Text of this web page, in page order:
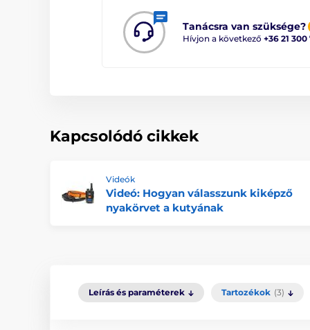
Tanácsra van szüksége?
Hívjon a következő +36 21 300
Kapcsolódó cikkek
Videók
Videó: Hogyan válasszunk kiképző
nyakörvet a kutyának
Leírás és paraméterek Tartozékok (3)